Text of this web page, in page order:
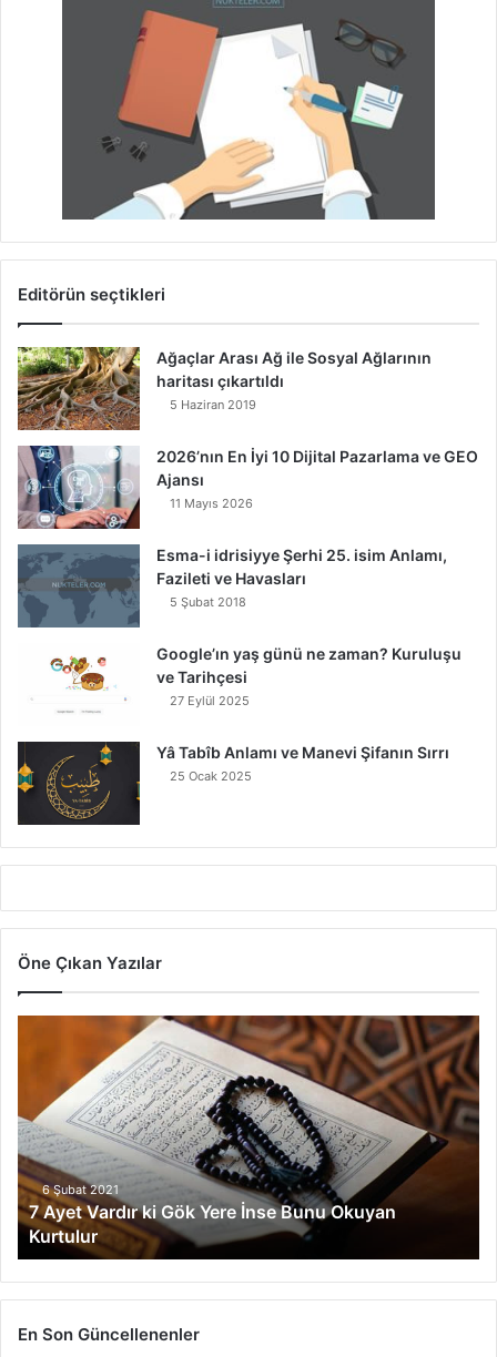
Editörün seçtikleri
Ağaçlar Arası Ağ ile Sosyal Ağlarının
haritası çıkartıldı
5 Haziran 2019
2026’nın En İyi 10 Dijital Pazarlama ve GEO
Ajansı
11 Mayıs 2026
Esma-i idrisiyye Şerhi 25. isim Anlamı,
Fazileti ve Havasları
5 Şubat 2018
Google’ın yaş günü ne zaman? Kuruluşu
ve Tarihçesi
27 Eylül 2025
Yâ Tabîb Anlamı ve Manevi Şifanın Sırrı
25 Ocak 2025
Öne Çıkan Yazılar
t
V
a
r
d
r
k
i
G
6 Şubat 2021
7 Ayet Vardır ki Gök Yere İnse Bunu Okuyan
Kurtulur
En Son Güncellenenler